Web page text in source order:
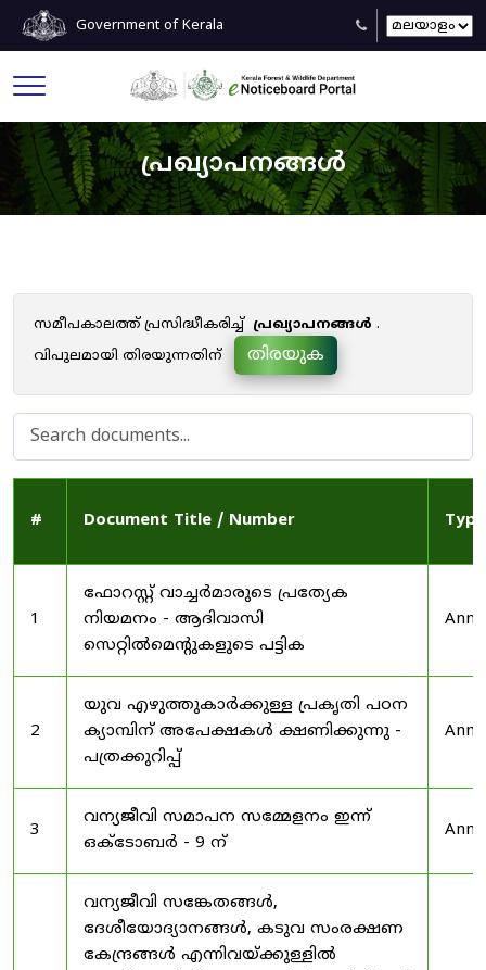
Government of Kerala
പ്രഖ്യാപനങ്ങൾ
സമീപകാലത്ത് പ്രസിദ്ധീകരിച്ച് പ്രഖ്യാപനങ്ങൾ .
വിപുലമായി തിരയുന്നതിന്
തിരയുക
# Document Title / Number Type
1
ഫോറസ്റ്റ് വാച്ചർമാരുടെ പ്രത്യേക
നിയമനം - ആദിവാസി
സെറ്റിൽമെന്റുകളുടെ പട്ടിക
2
യുവ എഴുത്തുകാർക്കുള്ള പ്രകൃതി പഠന
ക്യാമ്പിന് അപേക്ഷകൾ ക്ഷണിക്കുന്നു -
പത്രക്കുറിപ്പ്
3
വന്യജീവി സമാപന സമ്മേളനം ഇന്ന്
ഒക്ടോബർ - 9 ന്
വന്യജീവി സങ്കേതങ്ങൾ,
ദേശീയോദ്യാനങ്ങൾ, കടുവ സംരക്ഷണ
കേന്ദ്രങ്ങൾ എന്നിവയ്ക്കുള്ളിൽ